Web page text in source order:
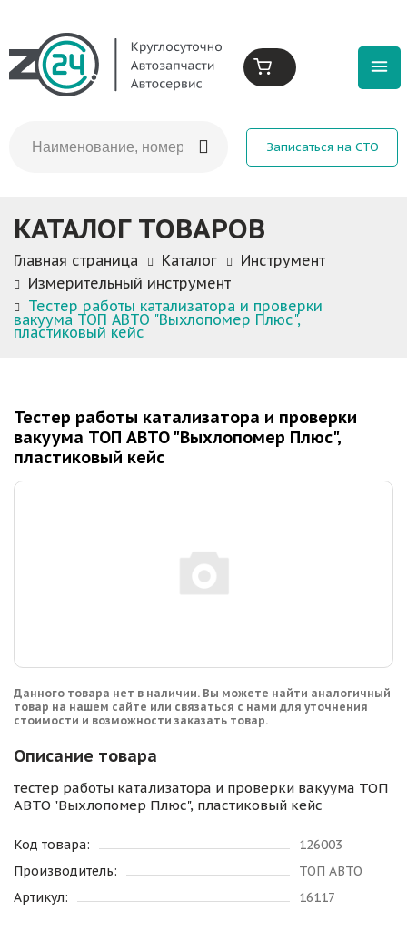
Записаться на СТО
КАТАЛОГ ТОВАРОВ
Главная страница Каталог
Инструмент
Измерительный инструмент
Тестер работы катализатора и проверки
вакуума ТОП АВТО "Выхлопомер Плюс",
пластиковый кейс
Тестер работы катализатора и проверки
вакуума ТОП АВТО "Выхлопомер Плюс",
пластиковый кейс
Данного товара нет в наличии. Вы можете найти аналогичный
товар на нашем сайте или связаться с нами для уточнения
стоимости и возможности заказать товар.
Описание товара
тестер работы катализатора и проверки вакуума ТОП
АВТО "Выхлопомер Плюс", пластиковый кейс
Код товара:
126003
Производитель:
ТОП АВТО
Артикул:
16117